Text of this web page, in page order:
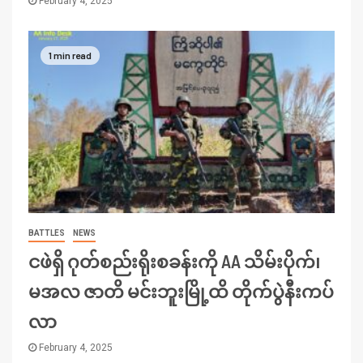
1 min read
BATTLES NEWS
ငဖဲရှိ ဂုတ်စည်းရိုးစခန်းကို AA သိမ်းပိုက်၊
မအလ ဇာတိ မင်းဘူးမြို့ထိ တိုက်ပွဲနီးကပ်
လာ
February 4, 2025